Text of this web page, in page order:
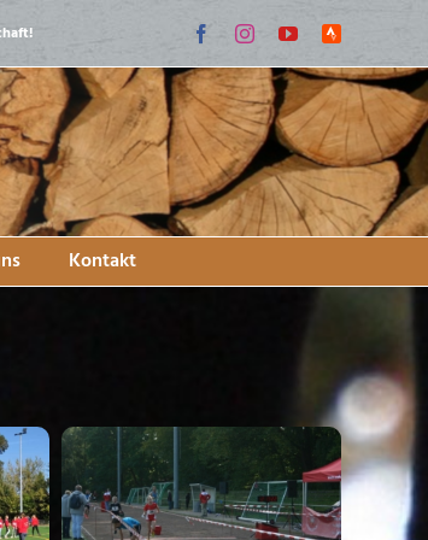
FacebookInstagramYouTube
Strava
Community
Kontakt